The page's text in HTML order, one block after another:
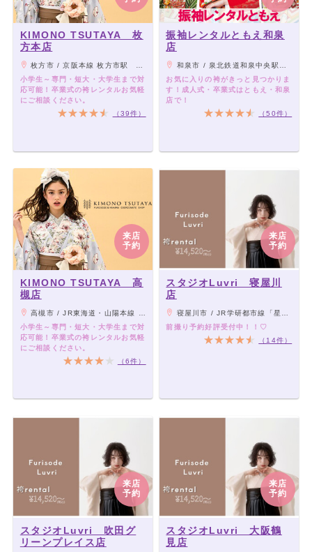
KIMONO TSUTAYA 枚
方本店
枚方市 / 京阪本線 枚方市駅 徒歩約5分
小学生～専門・短大・大学生まで対
応可能！卒業式の袴レンタルお気軽
にご相談ください。
（39件）
振袖レンタルともえ和泉
店
和泉市 / 泉北鉄道和泉中央駅から徒歩5分/桃山学院大学近く
お気に入りの袴がきっと見つかりま
す！成人式・卒業式はともえ・和泉
店で！
（50件）
来店
予約
KIMONO TSUTAYA 高
槻店
高槻市 / JR東海道・山陽本線 / 高槻駅 徒歩5分、阪急京都本線 / 高槻市駅 徒歩5分
小学生～専門・短大・大学生まで対
応可能！卒業式の袴レンタルお気軽
にご相談ください。
（6件）
来店
予約
スタジオLuvri 寝屋川
店
寝屋川市 / JR学研都市線「星田駅」よりバス「ビバモール寝屋川」下車徒歩3分
前撮り予約好評受付中！！♡
（14件）
来店
予約
スタジオLuvri 吹田グ
リーンプレイス店
来店
予約
スタジオLuvri 大阪鶴
見店